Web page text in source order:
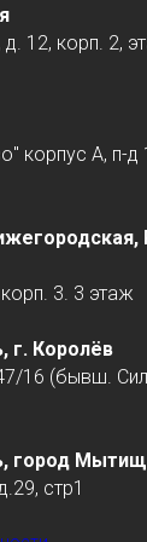
12, корп. 2,
корпус А, п-д
,
3. 3 этаж
г. Королёв
16 (бывш.
город
стр1